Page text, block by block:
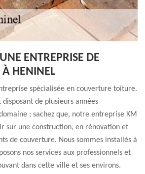
ENTREPRISE DE
À HENINEL
spécialisée en couverture toiture.
disposant de plusieurs années
; sachez que, notre entreprise KM
sur une construction, en rénovation et
de couverture. Nous sommes installés à
nos services aux professionnels et
dans cette ville et ses environs.